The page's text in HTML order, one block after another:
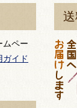
ムペー
ガイド